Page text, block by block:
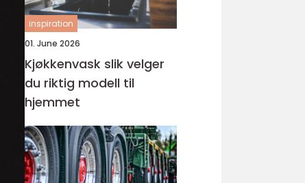
inspiration
01. June 2026
Kjøkkenvask slik velger
du riktig modell til
hjemmet